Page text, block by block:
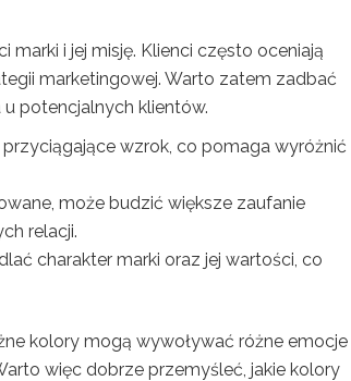
i jej misję. Klienci często oceniają
marketingowej. Warto zatem zadbać
potencjalnych klientów.
wzrok, co pomaga wyróżnić
może budzić większe zaufanie
relacji.
charakter marki oraz jej wartości, co
kolory mogą wywoływać różne emocje
więc dobrze przemyśleć, jakie kolory